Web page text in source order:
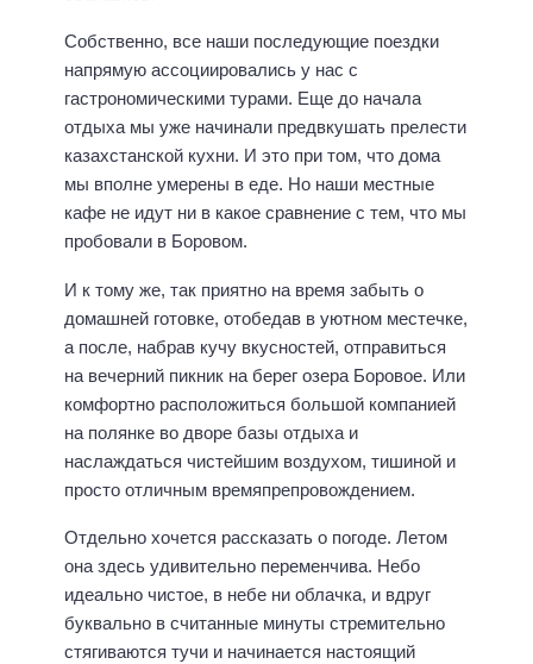
Собственно, все наши последующие поездки
напрямую ассоциировались у нас с
гастрономическими турами. Еще до начала
отдыха мы уже начинали предвкушать прелести
казахстанской кухни. И это при том, что дома
мы вполне умерены в еде. Но наши местные
кафе не идут ни в какое сравнение с тем, что мы
пробовали в Боровом.
И к тому же, так приятно на время забыть о
домашней готовке, отобедав в уютном местечке,
а после, набрав кучу вкусностей, отправиться
на вечерний пикник на берег озера Боровое. Или
комфортно расположиться большой компанией
на полянке во дворе базы отдыха и
наслаждаться чистейшим воздухом, тишиной и
просто отличным времяпрепровождением.
Отдельно хочется рассказать о погоде. Летом
она здесь удивительно переменчива. Небо
идеально чистое, в небе ни облачка, и вдруг
буквально в считанные минуты стремительно
стягиваются тучи и начинается настоящий